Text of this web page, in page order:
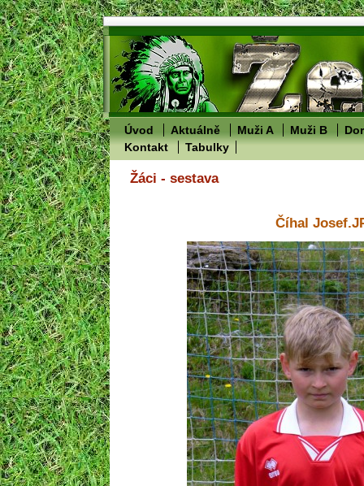
Úvod Aktuálně Muži A Muži B
Kontakt
Tabulky
Žáci - sestava
Číhal